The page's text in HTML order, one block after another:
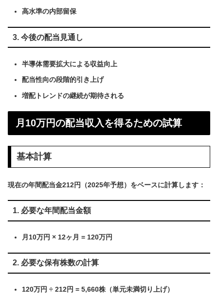
高水準の内部留保
3. 今後の配当見通し
半導体需要拡大による収益向上
配当性向の段階的引き上げ
増配トレンドの継続が期待される
月10万円の配当収入を得るための試算
基本計算
現在の年間配当金212円（2025年予想）をベースに計算します：
1. 必要な年間配当金額
月10万円 × 12ヶ月 = 120万円
2. 必要な保有株数の計算
120万円 ÷ 212円 = 5,660株（単元未満切り上げ）